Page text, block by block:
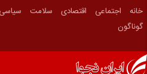
خانه اجتماعی اقتصادی سلامت سیاسی
گوناگون